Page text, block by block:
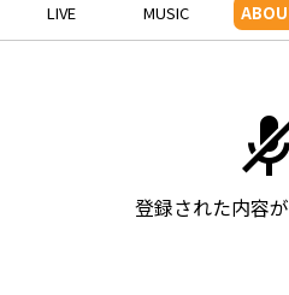
LIVE MUSIC
登録された内容